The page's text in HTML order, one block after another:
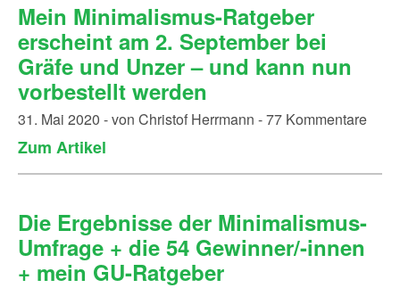
Mein Minimalismus-Ratgeber
erscheint am 2. September bei
Gräfe und Unzer – und kann nun
vorbestellt werden
31. Mai 2020 - von Christof Herrmann - 77 Kommentare
Zum Artikel
Die Ergebnisse der Minimalismus-
Umfrage + die 54 Gewinner/-innen
+ mein GU-Ratgeber